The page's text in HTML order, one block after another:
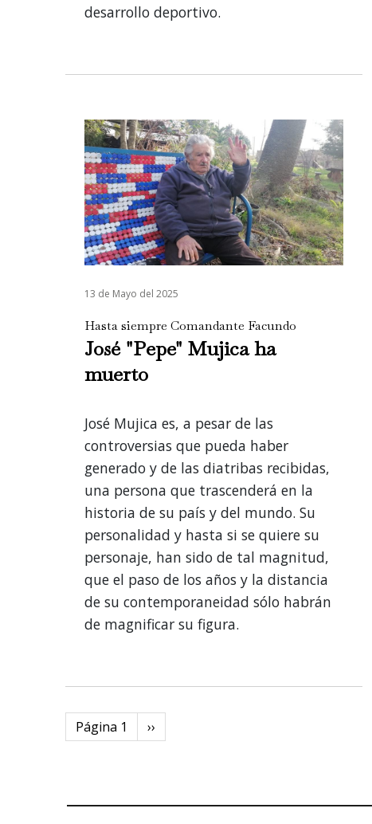
desarrollo deportivo.
13 de Mayo del 2025
Hasta siempre Comandante Facundo
José "Pepe" Mujica ha
muerto
José Mujica es, a pesar de las
controversias que pueda haber
generado y de las diatribas recibidas,
una persona que trascenderá en la
historia de su país y del mundo. Su
personalidad y hasta si se quiere su
personaje, han sido de tal magnitud,
que el paso de los años y la distancia
de su contemporaneidad sólo habrán
de magnificar su figura.
Paginación
Página 1
Next
page
››